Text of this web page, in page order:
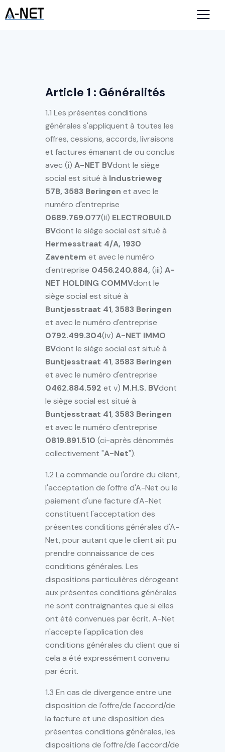
Article 1 : Généralités
1.1 Les présentes conditions
générales s'appliquent à toutes les
offres, cessions, accords, livraisons
et factures émanant de ou conclus
avec (i) A-NET BVdont le siège
social est situé à Industrieweg
57B, 3583 Beringen et avec le
numéro d'entreprise
0689.769.077(ii) ELECTROBUILD
BVdont le siège social est situé à
Hermesstraat 4/A, 1930
Zaventem et avec le numéro
d'entreprise 0456.240.884, (iii) A-
NET HOLDING COMMVdont le
siège social est situé à
Buntjesstraat 41, 3583 Beringen
et avec le numéro d'entreprise
0792.499.304(iv) A-NET IMMO
BVdont le siège social est situé à
Buntjesstraat 41, 3583 Beringen
et avec le numéro d'entreprise
0462.884.592 et v) M.H.S. BVdont
le siège social est situé à
Buntjesstraat 41, 3583 Beringen
et avec le numéro d'entreprise
0819.891.510 (ci-après dénommés
collectivement "A-Net").
1.2 La commande ou l'ordre du client,
l'acceptation de l'offre d'A-Net ou le
paiement d'une facture d'A-Net
constituent l'acceptation des
présentes conditions générales d'A-
Net, pour autant que le client ait pu
prendre connaissance de ces
conditions générales. Les
dispositions particulières dérogeant
aux présentes conditions générales
ne sont contraignantes que si elles
ont été convenues par écrit. A-Net
n'accepte l'application des
conditions générales du client que si
cela a été expressément convenu
par écrit.
1.3 En cas de divergence entre une
disposition de l'offre/de l'accord/de
la facture et une disposition des
présentes conditions générales, les
dispositions de l'offre/de l'accord/de